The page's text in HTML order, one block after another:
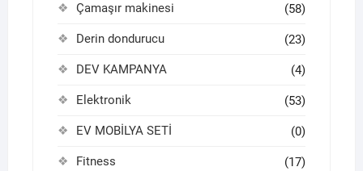
Çamaşır makinesi (58)
Derin dondurucu (23)
DEV KAMPANYA (4)
Elektronik (53)
EV MOBİLYA SETİ (0)
Fitness (17)